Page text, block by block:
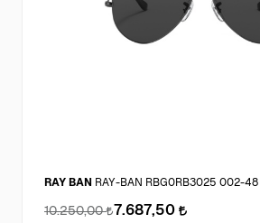
RAY BAN RAY-BAN RBG0RB3025 002-48
10.250,00 7.687,50